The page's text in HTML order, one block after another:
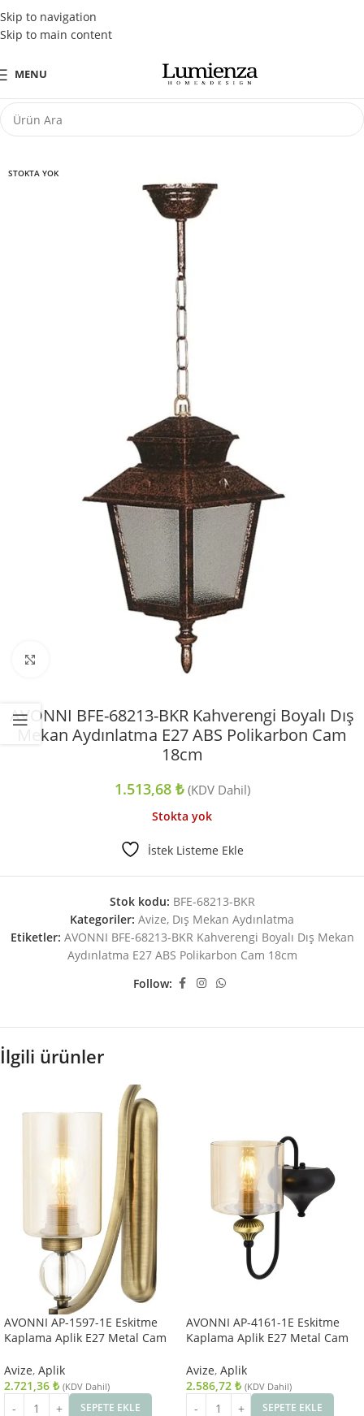
Skip to navigation
Skip to main content
Tüm Kredi Kartlarına Peşin Fiyatına 3 Taksit Fırsatı
MENU
STOKTA YOK
AVONNI BFE-68213-BKR Kahverengi Boyalı Dış
Mekan Aydınlatma E27 ABS Polikarbon Cam
18cm
1.513,68 ₺ (KDV Dahil)
Stokta yok
İstek Listeme Ekle
Stok kodu: BFE-68213-BKR
Kategoriler: Avize, Dış Mekan Aydınlatma
Etiketler: AVONNI BFE-68213-BKR Kahverengi Boyalı Dış Mekan
Aydınlatma E27 ABS Polikarbon Cam 18cm
Follow:
İlgili ürünler
AVONNI AP-1597-1E Eskitme
Kaplama Aplik E27 Metal Cam
Avize, Aplik
2.721,36 ₺ (KDV Dahil)
SEPETE EKLE
AVONNI AP-4161-1E Eskitme
Kaplama Aplik E27 Metal Cam
Avize, Aplik
2.586,72 ₺ (KDV Dahil)
SEPETE EKLE